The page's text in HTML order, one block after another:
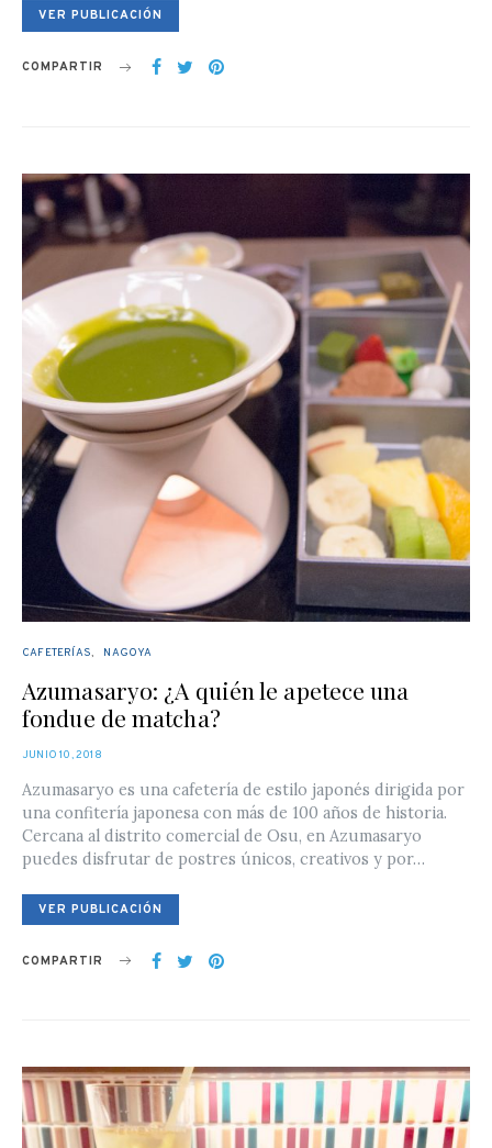
VER PUBLICACIÓN
COMPARTIR
CAFETERÍAS NAGOYA
Azumasaryo: ¿A quién le apetece una
fondue de matcha?
POSTED
JUNIO 10, 2018
Azumasaryo es una cafetería de estilo japonés dirigida por
una confitería japonesa con más de 100 años de historia.
Cercana al distrito comercial de Osu, en Azumasaryo
puedes disfrutar de postres únicos, creativos y por…
VER PUBLICACIÓN
COMPARTIR